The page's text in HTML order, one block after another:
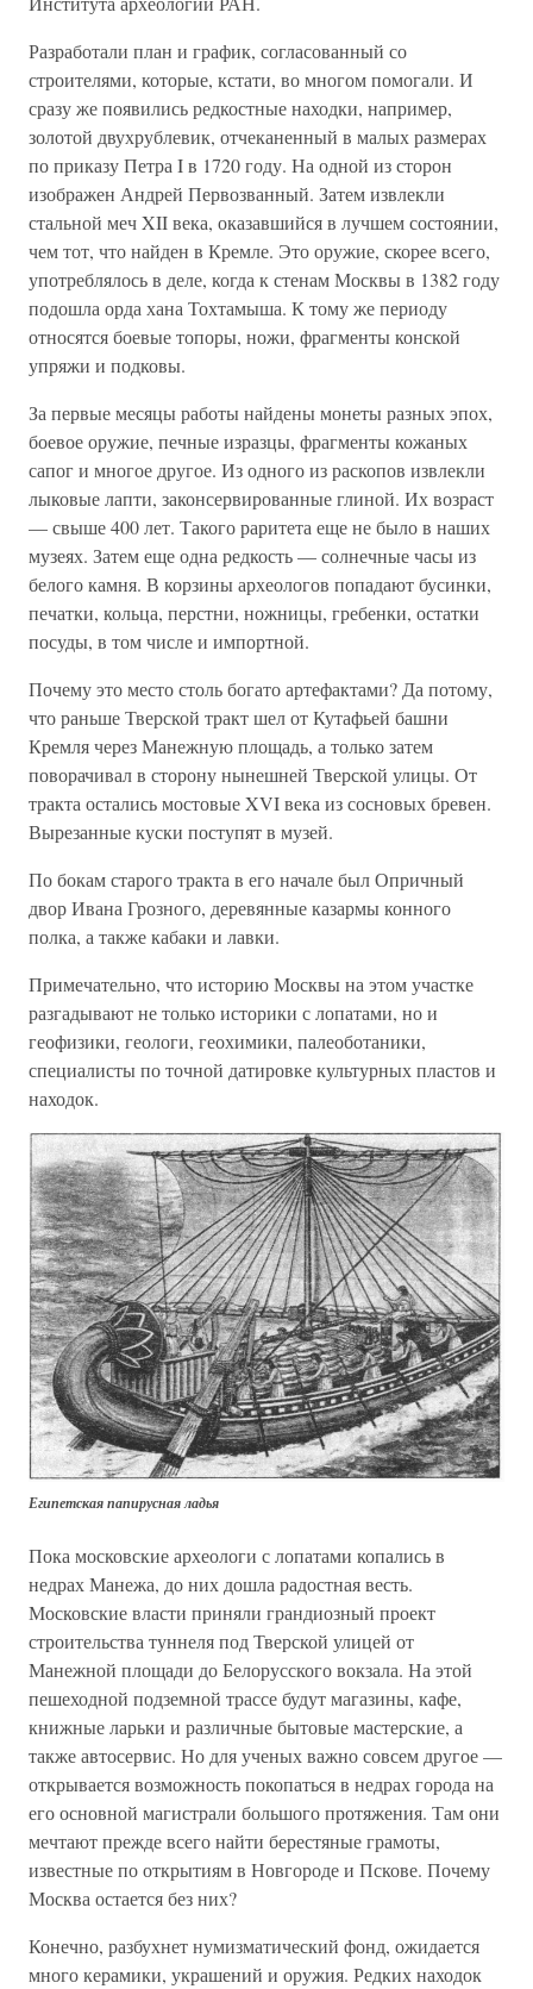
Разработали план и график, согласованный со
строителями, которые, кстати, во многом помогали. И
сразу же появились редкостные находки, например,
золотой двухрублевик, отчеканенный в малых размерах
по приказу Петра I в 1720 году. На одной из сторон
изображен Андрей Первозванный. Затем извлекли
стальной меч XII века, оказавшийся в лучшем состоянии,
чем тот, что найден в Кремле. Это оружие, скорее всего,
употреблялось в деле, когда к стенам Москвы в 1382 году
подошла орда хана Тохтамыша. К тому же периоду
относятся боевые топоры, ножи, фрагменты конской
упряжи и подковы.
За первые месяцы работы найдены монеты разных эпох,
боевое оружие, печные изразцы, фрагменты кожаных
сапог и многое другое. Из одного из раскопов извлекли
лыковые лапти, законсервированные глиной. Их возраст
— свыше 400 лет. Такого раритета еще не было в наших
музеях. Затем еще одна редкость — солнечные часы из
белого камня. В корзины археологов попадают бусинки,
печатки, кольца, перстни, ножницы, гребенки, остатки
посуды, в том числе и импортной.
Почему это место столь богато артефактами? Да потому,
что раньше Тверской тракт шел от Кутафьей башни
Кремля через Манежную площадь, а только затем
поворачивал в сторону нынешней Тверской улицы. От
тракта остались мостовые XVI века из сосновых бревен.
Вырезанные куски поступят в музей.
По бокам старого тракта в его начале был Опричный
двор Ивана Грозного, деревянные казармы конного
полка, а также кабаки и лавки.
Примечательно, что историю Москвы на этом участке
разгадывают не только историки с лопатами, но и
геофизики, геологи, геохимики, палеоботаники,
специалисты по точной датировке культурных пластов и
находок.
Египетская папирусная ладья
Пока московские археологи с лопатами копались в
недрах Манежа, до них дошла радостная весть.
Московские власти приняли грандиозный проект
строительства туннеля под Тверской улицей от
Манежной площади до Белорусского вокзала. На этой
пешеходной подземной трассе будут магазины, кафе,
книжные ларьки и различные бытовые мастерские, а
также автосервис. Но для ученых важно совсем другое —
открывается возможность покопаться в недрах города на
его основной магистрали большого протяжения. Там они
мечтают прежде всего найти берестяные грамоты,
известные по открытиям в Новгороде и Пскове. Почему
Москва остается без них?
Конечно, разбухнет нумизматический фонд, ожидается
много керамики, украшений и оружия. Редких находок